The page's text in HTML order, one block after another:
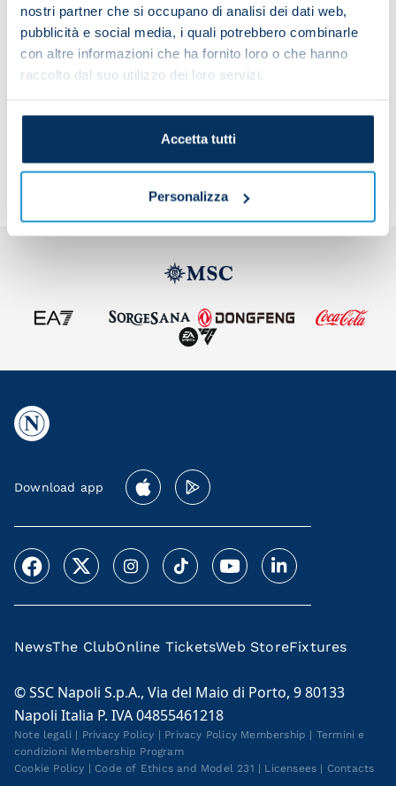
nostri partner che si occupano di analisi dei dati web,
pubblicità e social media, i quali potrebbero combinarle
con altre informazioni che ha fornito loro o che hanno
raccolto dal suo utilizzo dei loro servizi.
Accetta tutti
Personalizza
squad had a regular session with drills on
technique and tactics.
Share the article with your friends and support the
Download app
NewsThe ClubOnline TicketsWeb StoreFixtures
© SSC Napoli S.p.A., Via del Maio di Porto, 9 80133
Napoli Italia P. IVA 04855461218
Note legali Privacy Policy Privacy Policy Membership
Termini e
condizioni Membership Program
Cookie Policy
Code of Ethics and Model 231 Licensees Contacts